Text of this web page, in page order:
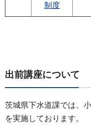
制度
出前講座について
茨城県下水道課では、
を実施しております。